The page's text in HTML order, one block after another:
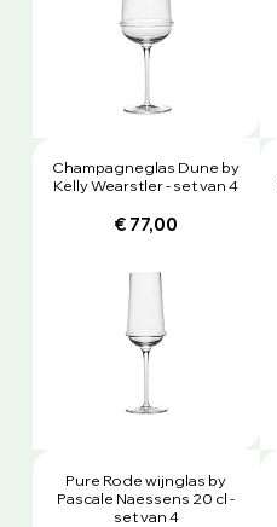
Champagneglas Dune by
Kelly Wearstler - set van 4
€ 77,00
Pure Rode wijnglas by
Pascale Naessens 20 cl -
set van 4